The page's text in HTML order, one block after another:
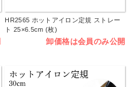
HR2565 ホットアイロン定規 ストレー
ト 25×6.5cm (枚)
卸価格は会員のみ公開